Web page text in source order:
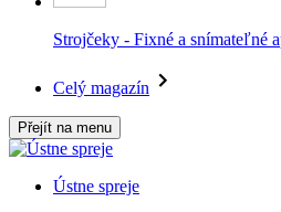
Strojčeky - Fixné a snímateľné
Celý magazín
Přejít na menu
Ústne spreje